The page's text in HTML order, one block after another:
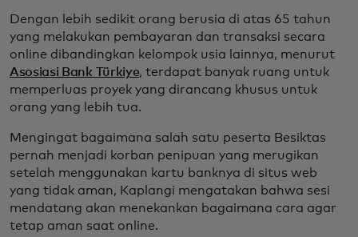
Dengan lebih sedikit orang berusia di atas 65 tahun
yang melakukan pembayaran dan transaksi secara
online dibandingkan kelompok usia lainnya, menurut
Asosiasi Bank Türkiye, terdapat banyak ruang untuk
memperluas proyek yang dirancang khusus untuk
orang yang lebih tua.
Mengingat bagaimana salah satu peserta Besiktas
pernah menjadi korban penipuan yang merugikan
setelah menggunakan kartu banknya di situs web
yang tidak aman, Kaplangi mengatakan bahwa sesi
mendatang akan menekankan bagaimana cara agar
tetap aman saat online.